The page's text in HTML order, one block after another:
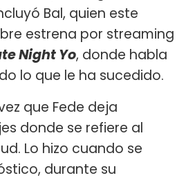
Bal, quien este
estrena por streaming
Night Yo, donde habla
lo que le ha sucedido.
que Fede deja
donde se refiere al
Lo hizo cuando se
durante su